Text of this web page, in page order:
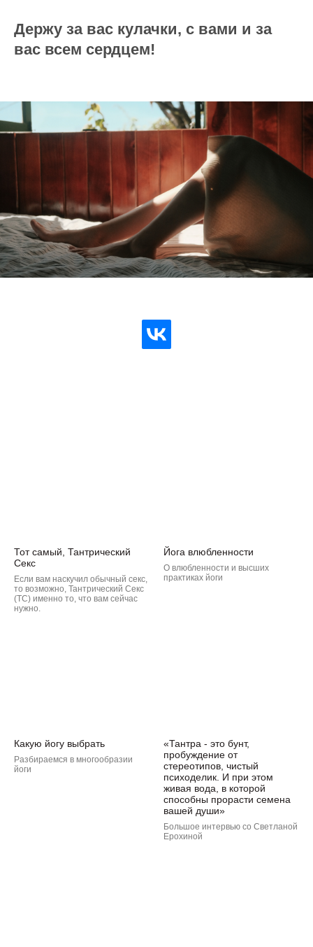
Держу за вас кулачки, с вами и за
вас всем сердцем!
Тот самый, Тантрический
Секс
Если вам наскучил обычный секс,
то возможно, Тантрический Секс
(ТС) именно то, что вам сейчас
нужно.
Йога влюбленности
О влюбленности и высших
практиках йоги
Какую йогу выбрать
Разбираемся в многообразии
йоги
«Тантра - это бунт,
пробуждение от
стереотипов, чистый
психоделик. И при этом
живая вода, в которой
способны прорасти семена
вашей души»
Большое интервью со Светланой
Ерохиной